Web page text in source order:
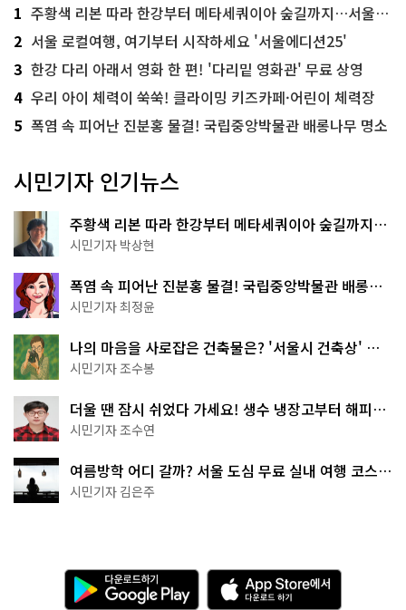
1 주황색 리본 따라 한강부터 메타세쿼이아 숲길까지…서울둘레길 15코스
2 서울 로컬여행, 여기부터 시작하세요 '서울에디션25'
3 한강 다리 아래서 영화 한 편! '다리밑 영화관' 무료 상영
4 우리 아이 체력이 쑥쑥! 클라이밍 키즈카페·어린이 체력장
5 폭염 속 피어난 진분홍 물결! 국립중앙박물관 배롱나무 명소
시민기자 인기뉴스
주황색 리본 따라 한강부터 메타세쿼이아 숲길까지…
서울둘레길 15코스
시민기자 박상현
폭염 속 피어난 진분홍 물결! 국립중앙박물관 배롱나
무 명소
시민기자 최정윤
나의 마음을 사로잡은 건축물은? '서울시 건축상' 수
상작 공개!
시민기자 조수봉
더울 땐 잠시 쉬었다 가세요! 생수 냉장고부터 해피소
·무더위쉼터까지
시민기자 조수연
여름방학 어디 갈까? 서울 도심 무료 실내 여행 코스
추천
시민기자 김은주
다
운
A
p